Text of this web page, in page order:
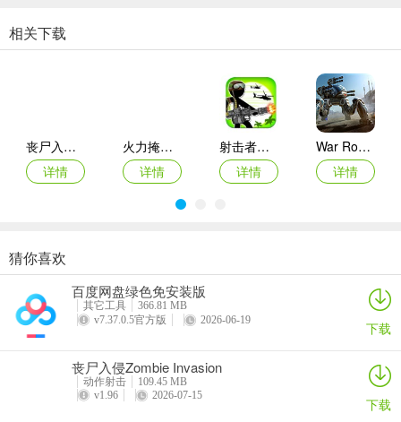
的；
4、每个角色还有独特的技能，只要点击右侧的按键即可使用；
5、记得和队友配合好，争取将前方的敌人全部打败，自然就能过关；
嘎嘎射击模式介绍
1、夺金模式
火力即财力！寺金模式上演全员搞钱暴乱，无论单兵突围还是3人组
队，目标只有“黑吃黑”！火力全开碎金蛋，子弹上膛抢金币。是当孤
勇财神，还是团队合伙致富？倒计时结束，只有兜里最沉的才是真正
的寺金之王！
相关下载
丧尸入侵Zombie Invasion
详情
火力掩护无限生命金币
详情
射击者联盟
详情
War Robots
详情
模拟翼装飞行
详情
求生日记游戏
详情
迷你生存僵尸大战免广告版
全民炮击
猜你喜欢
百度网盘绿色免安装版
其它工具
366.81 MB
v7.37.0.5官方版
2026-06-19 下载
丧尸入侵Zombie Invasion
动作射击
109.45 MB
v1.96
2026-07-15 下载